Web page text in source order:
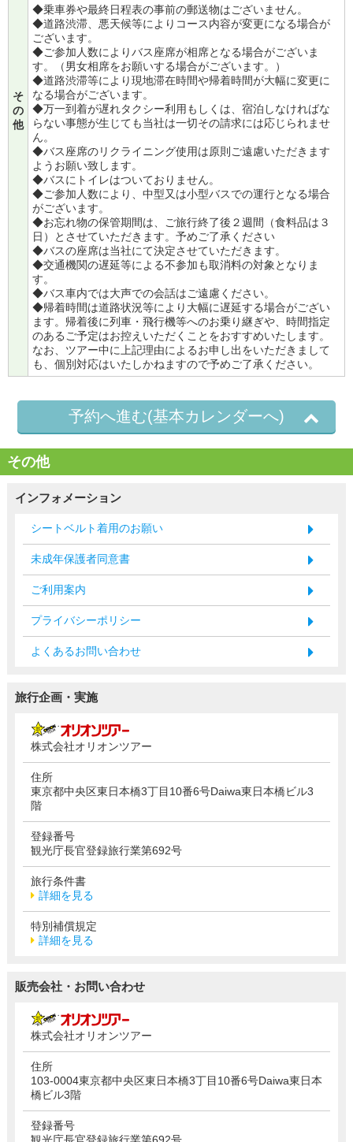
そ
の
他
◆乗車券や最終日程表の事前の郵送物はございません。
◆道路渋滞、悪天候等によりコース内容が変更になる場合が
ございます。
◆ご参加人数によりバス座席が相席となる場合がございま
す。（男女相席をお願いする場合がございます。）
◆道路渋滞等により現地滞在時間や帰着時間が大幅に変更に
なる場合がございます。
◆万一到着が遅れタクシー利用もしくは、宿泊しなければな
らない事態が生じても当社は一切その請求には応じられませ
ん。
◆バス座席のリクライニング使用は原則ご遠慮いただきます
ようお願い致します。
◆バスにトイレはついておりません。
◆ご参加人数により、中型又は小型バスでの運行となる場合
がございます。
◆お忘れ物の保管期間は、ご旅行終了後２週間（食料品は３
日）とさせていただきます。予めご了承ください
◆バスの座席は当社にて決定させていただきます。
◆交通機関の遅延等による不参加も取消料の対象となりま
す。
◆バス車内では大声での会話はご遠慮ください。
◆帰着時間は道路状況等により大幅に遅延する場合がござい
ます。帰着後に列車・飛行機等へのお乗り継ぎや、時間指定
のあるご予定はお控えいただくことをおすすめいたします。
なお、ツアー中に上記理由によるお申し出をいただきまして
も、個別対応はいたしかねますので予めご了承ください。
予約へ進む(基本カレンダーへ)
その他
インフォメーション
シートベルト着用のお願い
未成年保護者同意書
ご利用案内
プライバシーポリシー
よくあるお問い合わせ
旅行企画・実施
株式会社オリオンツアー
住所
東京都中央区東日本橋3丁目10番6号Daiwa東日本橋ビル3
階
登録番号
観光庁長官登録旅行業第692号
旅行条件書
詳細を見る
特別補償規定
詳細を見る
販売会社・お問い合わせ
株式会社オリオンツアー
住所
103-0004東京都中央区東日本橋3丁目10番6号Daiwa東日本
橋ビル3階
登録番号